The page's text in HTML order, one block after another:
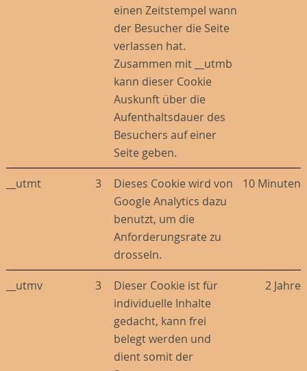
einen Zeitstempel wann
der Besucher die Seite
verlassen hat.
Zusammen mit __utmb
kann dieser Cookie
Auskunft über die
Aufenthaltsdauer des
Besuchers auf einer
Seite geben.
__utmt 3
Dieses Cookie wird von
Google Analytics dazu
benutzt, um die
Anforderungsrate zu
drosseln.
10 Minuten
__utmv 3
Dieser Cookie ist für
individuelle Inhalte
gedacht, kann frei
belegt werden und
dient somit der
2 Jahre